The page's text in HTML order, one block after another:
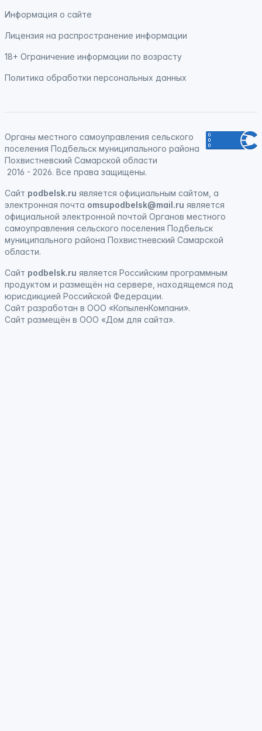
Информация о сайте
Лицензия на распространение информации
18+ Ограничение информации по возрасту
Политика обработки персональных данных
Органы местного самоуправления сельского
поселения Подбельск муниципального района
Похвистневский Самарской области
2016 - 2026. Все права защищены.
Сайт podbelsk.ru является официальным сайтом, а
электронная почта omsupodbelsk@mail.ru является
официальной электронной почтой Органов местного
самоуправления сельского поселения Подбельск
муниципального района Похвистневский Самарской
области.
Сайт podbelsk.ru является Российским программным
продуктом и размещён на сервере, находящемся под
юрисдикцией Российской Федерации.
Сайт разработан в ООО «КопыленКомпани».
Сайт размещён в ООО «Дом для сайта».